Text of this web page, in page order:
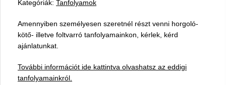
Kategóriák: Tanfolyamok
Amennyiben személyesen szeretnél részt venni horgoló-
kötő- illetve foltvarró tanfolyamainkon, kérlek, kérd
ajánlatunkat.
További információt ide kattintva olvashatsz az eddigi
tanfolyamainkról.